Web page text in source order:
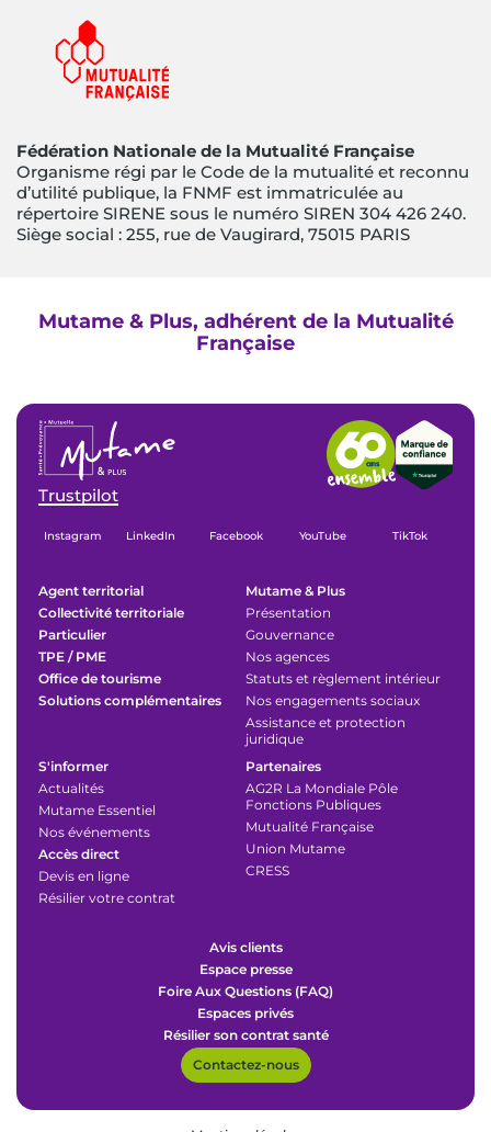
Fédération Nationale de la Mutualité Française
Organisme régi par le Code de la mutualité et reconnu
d’utilité publique, la FNMF est immatriculée au
répertoire SIRENE sous le numéro SIREN 304 426 240.
Siège social : 255, rue de Vaugirard, 75015 PARIS
Mutame & Plus, adhérent de la Mutualité
Française
Trustpilot
Instagram LinkedIn Facebook YouTube TikTok
Agent territorial
Collectivité territoriale
Particulier
TPE / PME
Office de tourisme
Solutions complémentaires
Mutame & Plus
Présentation
Gouvernance
Nos agences
Statuts et règlement intérieur
Nos engagements sociaux
Assistance et protection
juridique
S'informer
Actualités
Mutame Essentiel
Nos événements
Accès direct
Devis en ligne
Résilier votre contrat
Partenaires
AG2R La Mondiale Pôle
Fonctions Publiques
Mutualité Française
Union Mutame
CRESS
Avis clients
Espace presse
Foire Aux Questions (FAQ)
Espaces privés
Résilier son contrat santé
Contactez-nous